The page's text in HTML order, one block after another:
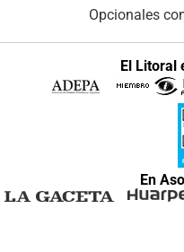
Opcionales
El Litoral
En